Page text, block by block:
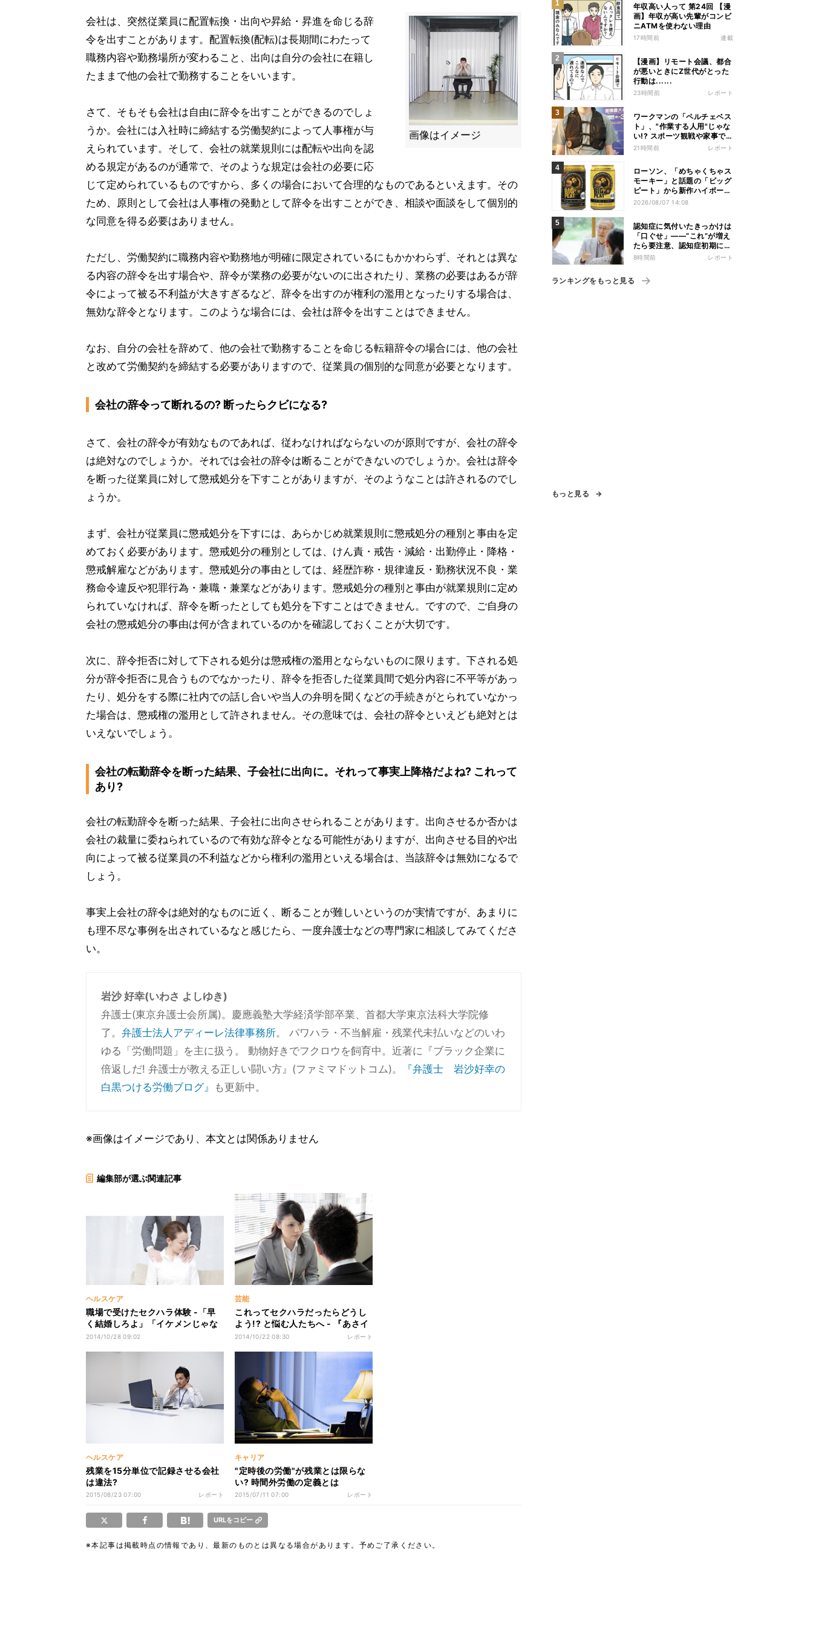
画像はイメージ
会社は、突然従業員に配置転換・出向や昇給・昇進を命じる辞
令を出すことがあります。配置転換(配転)は長期間にわたって
職務内容や勤務場所が変わること、出向は自分の会社に在籍し
たままで他の会社で勤務することをいいます。
さて、そもそも会社は自由に辞令を出すことができるのでしょ
うか。会社には入社時に締結する労働契約によって人事権が与
えられています。そして、会社の就業規則には配転や出向を認
める規定があるのが通常で、そのような規定は会社の必要に応
じて定められているものですから、多くの場合において合理的なものであるといえます。その
ため、原則として会社は人事権の発動として辞令を出すことができ、相談や面談をして個別的
な同意を得る必要はありません。
ただし、労働契約に職務内容や勤務地が明確に限定されているにもかかわらず、それとは異な
る内容の辞令を出す場合や、辞令が業務の必要がないのに出されたり、業務の必要はあるが辞
令によって被る不利益が大きすぎるなど、辞令を出すのが権利の濫用となったりする場合は、
無効な辞令となります。このような場合には、会社は辞令を出すことはできません。
なお、自分の会社を辞めて、他の会社で勤務することを命じる転籍辞令の場合には、他の会社
と改めて労働契約を締結する必要がありますので、従業員の個別的な同意が必要となります。
会社の辞令って断れるの? 断ったらクビになる?
さて、会社の辞令が有効なものであれば、従わなければならないのが原則ですが、会社の辞令
は絶対なのでしょうか。それでは会社の辞令は断ることができないのでしょうか。会社は辞令
を断った従業員に対して懲戒処分を下すことがありますが、そのようなことは許されるのでし
ょうか。
まず、会社が従業員に懲戒処分を下すには、あらかじめ就業規則に懲戒処分の種別と事由を定
めておく必要があります。懲戒処分の種別としては、けん責・戒告・減給・出勤停止・降格・
懲戒解雇などがあります。懲戒処分の事由としては、経歴詐称・規律違反・勤務状況不良・業
務命令違反や犯罪行為・兼職・兼業などがあります。懲戒処分の種別と事由が就業規則に定め
られていなければ、辞令を断ったとしても処分を下すことはできません。ですので、ご自身の
会社の懲戒処分の事由は何が含まれているのかを確認しておくことが大切です。
次に、辞令拒否に対して下される処分は懲戒権の濫用とならないものに限ります。下される処
分が辞令拒否に見合うものでなかったり、辞令を拒否した従業員間で処分内容に不平等があっ
たり、処分をする際に社内での話し合いや当人の弁明を聞くなどの手続きがとられていなかっ
た場合は、懲戒権の濫用として許されません。その意味では、会社の辞令といえども絶対とは
いえないでしょう。
会社の転勤辞令を断った結果、子会社に出向に。それって事実上降格だよね? これって
あり?
会社の転勤辞令を断った結果、子会社に出向させられることがあります。出向させるか否かは
会社の裁量に委ねられているので有効な辞令となる可能性がありますが、出向させる目的や出
向によって被る従業員の不利益などから権利の濫用といえる場合は、当該辞令は無効になるで
しょう。
事実上会社の辞令は絶対的なものに近く、断ることが難しいというのが実情ですが、あまりに
も理不尽な事例を出されているなと感じたら、一度弁護士などの専門家に相談してみてくださ
い。
岩沙 好幸(いわさ よしゆき)
弁護士(東京弁護士会所属)。慶應義塾大学経済学部卒業、首都大学東京法科大学院修
了。 弁護士法人アディーレ法律事務所。 パワハラ・不当解雇・残業代未払いなどのいわ
ゆる「労働問題」を主に扱う。 動物好きでフクロウを飼育中。近著に『ブラック企業に
倍返しだ! 弁護士が教える正しい闘い方』(ファミマドットコム)。
『弁護士 岩沙好幸の
白黒つける労働ブログ』
も更新中。
※画像はイメージであり、本文とは関係ありません
編集部が選ぶ関連記事
ヘルスケア
職場で受けたセクハラ体験 -「早
く結婚しろよ」「イケメンじゃな
いくせに」
2014/10/28 09:02
芸能
これってセクハラだったらどうし
よう!? と悩む人たちへ - 『あさイ
チ』イノッチが絶賛された理由
2014/10/22 08:30 レポート
ヘルスケア
残業を15分単位で記録させる会社
は違法?
2015/08/23 07:00 レポート
キャリア
"定時後の労働"が残業とは限らな
い? 時間外労働の定義とは
2015/07/11 07:00 レポート
URLをコピー
※本記事は掲載時点の情報であり、最新のものとは異なる場合があります。予めご了承ください。
年収高い人って 第24回 【漫
画】年収が高い先輩がコンビ
ニATMを使わない理由
17時間前 連載
【漫画】リモート会議、都合
が悪いときにZ世代がとった
行動は......
23時間前 レポート
ワークマンの「ペルチェベス
ト」、"作業する人用"じゃな
い!? スポーツ観戦や家事で
の熱中症&冷え対策に――話
21時間前 レポート
ローソン、「めちゃくちゃス
モーキー」と話題の「ビッグ
ピート」から新作ハイボール
缶＆ミニボトル発売
2026/08/07 14:08
認知症に気付いたきっかけは
「口ぐせ」――“これ”が増え
たら要注意、認知症初期に見
られる「会話の特徴」とは
8時間前 レポート
ランキングをもっと見る
もっと見る